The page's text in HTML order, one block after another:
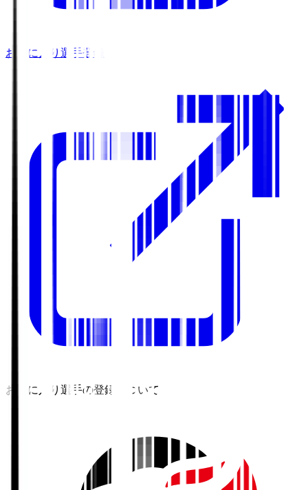
お気に入り選手登録
お気に入り選手の登録について